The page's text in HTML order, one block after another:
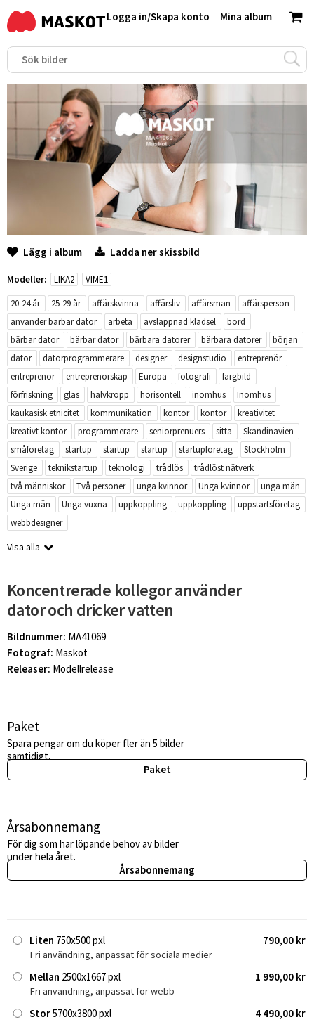
Mina album
Logga in/Skapa konto
Lägg i album Ladda ner skissbild
Modeller: LIKA2
VIME1
20-24 år
25-29 år affärskvinna affärsliv affärsman
affärsperson
använder bärbar dator
arbeta avslappnad klädsel
bord
bärbar dator
bärbar dator bärbara datorer bärbara datorer
början
dator
datorprogrammerare designer designstudio
entreprenör
entreprenör
entreprenörskap Europa fotografi
färgbild
förfriskning
glas halvkropp horisontell inomhus
Inomhus
kaukasisk etnicitet
kommunikation kontor kontor
kreativitet
kreativt kontor
programmerare seniorprenuers sitta
Skandinavien
småföretag
startup startup startup startupföretag
Stockholm
Sverige
teknikstartup teknologi trådlös
trådlöst nätverk
två människor
Två personer unga kvinnor Unga kvinnor
unga män
Unga män
Unga vuxna uppkoppling uppkoppling
uppstartsföretag
webbdesigner
Visa alla
Koncentrerade kollegor använder
dator och dricker vatten
Bildnummer: MA41069
Fotograf: Maskot
Releaser: Modellrelease
Paket
Spara pengar om du köper fler än 5 bilder
samtidigt.
Paket
Årsabonnemang
För dig som har löpande behov av bilder
under hela året.
Årsabonnemang
Liten 750x500 pxl 790,00 kr
Fri användning, anpassat för sociala medier
Mellan 2500x1667 pxl 1 990,00 kr
Fri användning, anpassat för webb
Stor5700x3800 pxl 4 490,00 kr